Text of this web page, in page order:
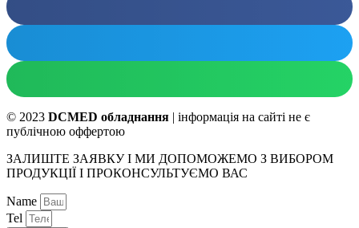
© 2023 DCMED обладнання | інформація на сайті не є
публічною оффертою
ЗАЛИШТЕ ЗАЯВКУ І МИ ДОПОМОЖЕМО З ВИБОРОМ
ПРОДУКЦІЇ І ПРОКОНСУЛЬТУЄМО ВАС
Name
Tel